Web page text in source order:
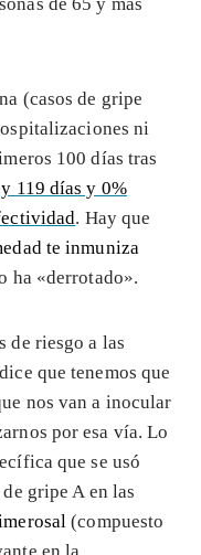
(casos de gripe
ni
100 días tras
119 días y 0%
. Hay que
te inmuniza
ha «derrotado».
de riesgo a las
que tenemos que
nos van a inocular
por esa vía. Lo
que se usó
gripe A en las
(compuesto
en la